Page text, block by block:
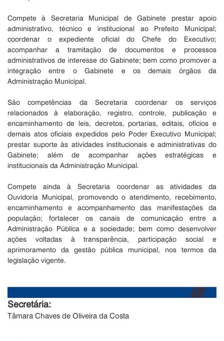
Compete à Secretaria Municipal de Gabinete prestar apoio
administrativo, técnico e institucional ao Prefeito Municipal;
coordenar o expediente oficial do Chefe do Executivo;
acompanhar a tramitação de documentos e processos
administrativos de interesse do Gabinete; bem como promover a
integração entre o Gabinete e os demais órgãos da
Administração Municipal.
São competências da Secretaria coordenar os serviços
relacionados à elaboração, registro, controle, publicação e
encaminhamento de leis, decretos, portarias, editais, ofícios e
demais atos oficiais expedidos pelo Poder Executivo Municipal;
prestar suporte às atividades institucionais e administrativas do
Gabinete; além de acompanhar ações estratégicas e
institucionais da Administração Municipal.
Compete ainda à Secretaria coordenar as atividades da
Ouvidoria Municipal, promovendo o atendimento, recebimento,
encaminhamento e acompanhamento das manifestações da
população; fortalecer os canais de comunicação entre a
Administração Pública e a sociedade; bem como desenvolver
ações voltadas à transparência, participação social e
aprimoramento da gestão pública municipal, nos termos da
legislação vigente.
Secretária:
Tâmara Chaves de Oliveira da Costa